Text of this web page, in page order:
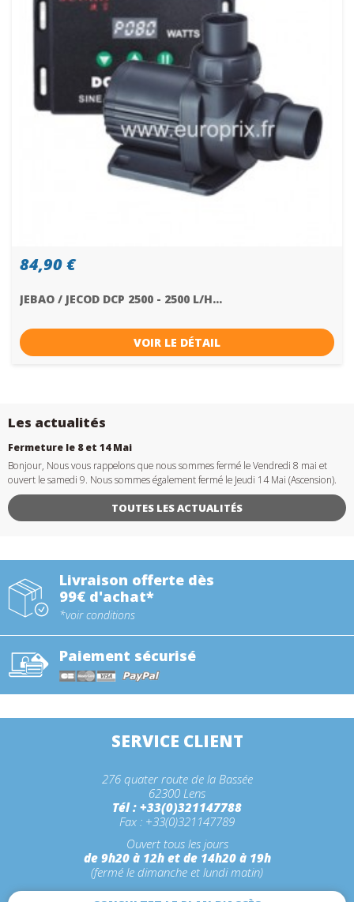
84,90 €
JEBAO / JECOD DCP 2500 - 2500 L/H...
VOIR LE DÉTAIL
Les actualités
Fermeture le 8 et 14 Mai
Bonjour, Nous vous rappelons que nous sommes fermé le Vendredi 8 mai et
ouvert le samedi 9. Nous sommes également fermé le Jeudi 14 Mai (Ascension).
TOUTES LES ACTUALITÉS
Livraison offerte dès
99€ d'achat*
*voir conditions
Paiement sécurisé
SERVICE CLIENT
276 quater route de la Bassée
62300 Lens
Tél : +33(0)321147788
Fax : +33(0)321147789
Ouvert tous les jours
de 9h20 à 12h et de 14h20 à 19h
(fermé le dimanche et lundi matin)